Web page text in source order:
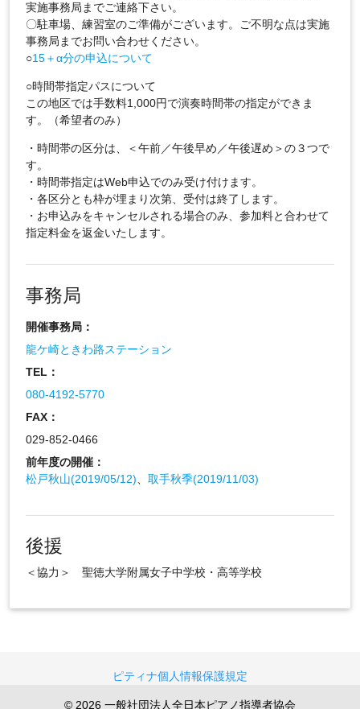
実施事務局までご連絡下さい。
〇駐車場、練習室のご準備がございます。ご不明な点は実施
事務局までお問い合わせください。
○15＋α分の申込について
○時間帯指定パスについて
この地区では手数料1,000円で演奏時間帯の指定ができま
す。（希望者のみ）
・時間帯の区分は、＜午前／午後早め／午後遅め＞の３つで
す。
・時間帯指定はWeb申込でのみ受け付けます。
・各区分とも枠が埋まり次第、受付は終了します。
・お申込みをキャンセルされる場合のみ、参加料と合わせて
指定料金を返金いたします。
事務局
開催事務局：
龍ケ崎ときわ路ステーション
TEL：
080-4192-5770
FAX：
029-852-0466
前年度の開催：
松戸秋山(2019/05/12)
取手秋季(2019/11/03)
後援
＜協力＞ 聖徳大学附属女子中学校・高等学校
ピティナ個人情報保護規定
© 2026 一般社団法人全日本ピアノ指導者協会